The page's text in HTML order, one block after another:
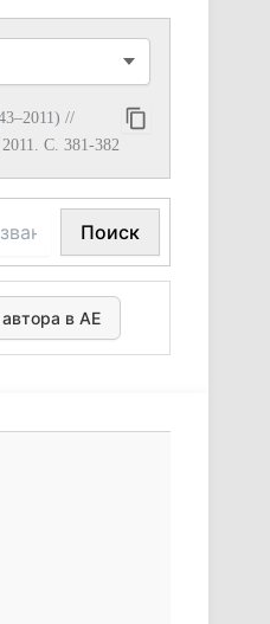
//
С. 381-382
Поиск
автора в АЕ